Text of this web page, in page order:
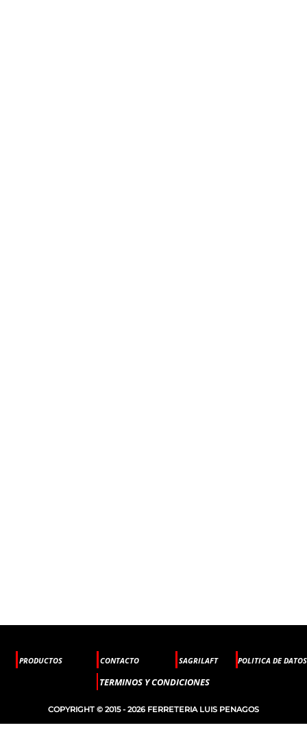
PRODUCTOS CONTACTO SAGRILAFT POLITICA DE DATOS
TERMINOS Y CONDICIONES
COPYRIGHT © 2015 - 2026 FERRETERIA LUIS PENAGOS